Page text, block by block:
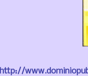
http://